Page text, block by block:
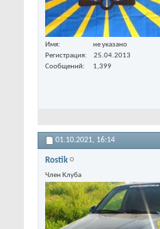
Имя
не указано
Регистрация
25.04.2013
Сообщений
1,399
01.10.2021, 16:14
Rostik
Член Клуба